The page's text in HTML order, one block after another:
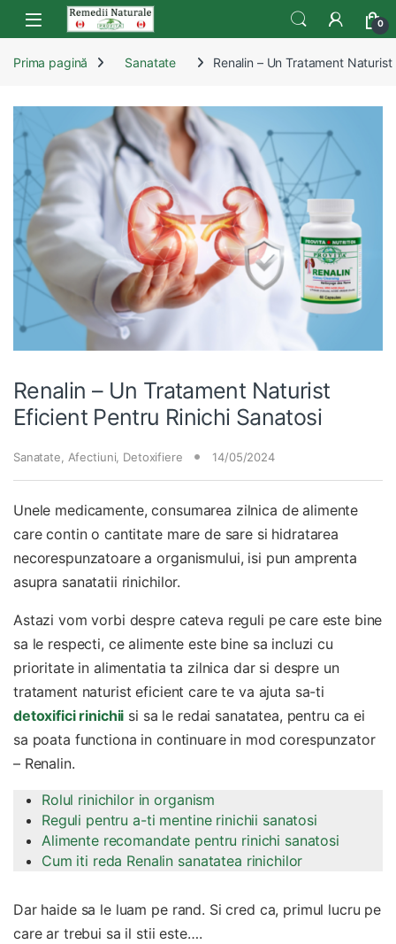
Skip to navigation
Skip to content
Open 0
Prima pagină Sanatate Renalin – Un Tratament
Renalin – Un Tratament Naturist
Eficient Pentru Rinichi Sanatosi
Sanatate, Afectiuni, Detoxifiere 14/05/2024
Unele medicamente, consumarea zilnica de alimente
care contin o cantitate mare de sare si hidratarea
necorespunzatoare a organismului, isi pun amprenta
asupra sanatatii rinichilor.
Astazi vom vorbi despre cateva reguli pe care este bine
sa le respecti, ce alimente este bine sa incluzi cu
prioritate in alimentatia ta zilnica dar si despre un
tratament naturist eficient care te va ajuta sa-ti
detoxifici rinichii si sa le redai sanatatea, pentru ca ei
sa poata functiona in continuare in mod corespunzator
– Renalin.
Rolul rinichilor in organism
Reguli pentru a-ti mentine rinichii sanatosi
Alimente recomandate pentru rinichi sanatosi
Cum iti reda Renalin sanatatea rinichilor
Dar haide sa le luam pe rand. Si cred ca, primul lucru pe
care ar trebui sa il stii este….